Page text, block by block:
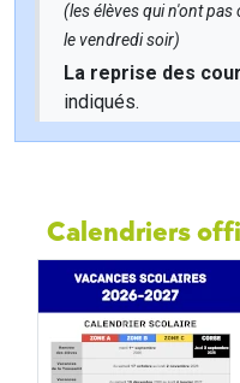
(les élèves qui n'ont
le vendredi soir)
La reprise des
indiqués.
Calendriers